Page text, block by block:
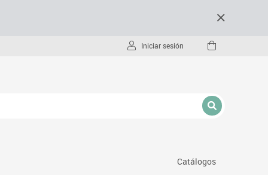
Iniciar sesión
Catálogos